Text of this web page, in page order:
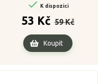
 K dispozici
53 Kč cena
59 Kč
Cena
Koupit